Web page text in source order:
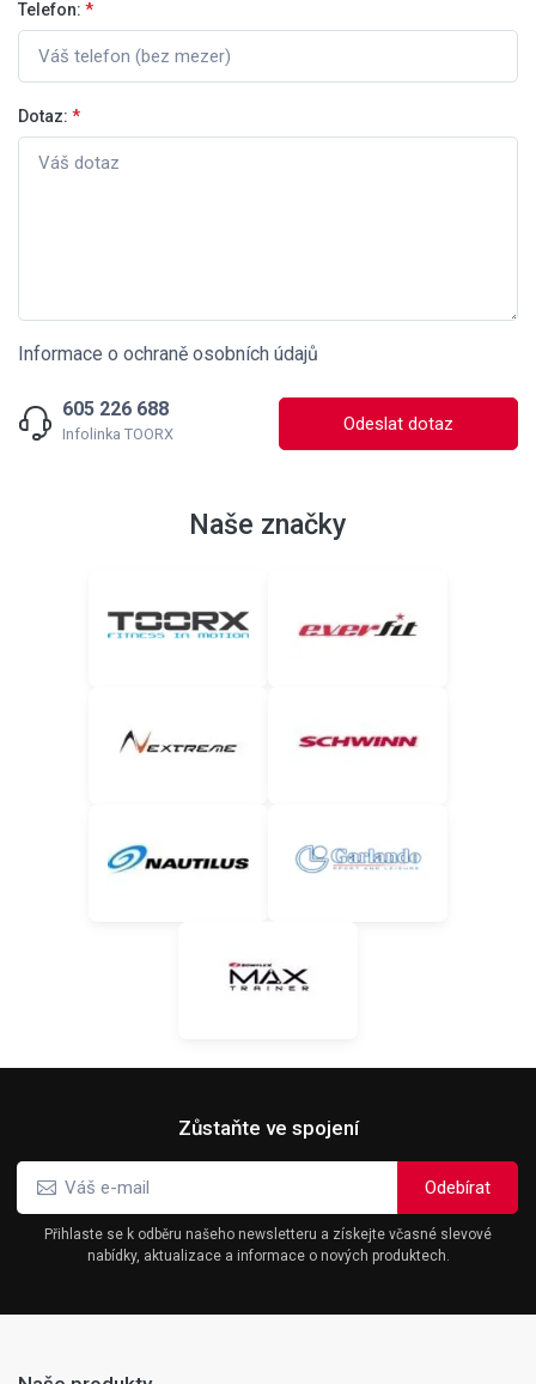
Telefon: *
Dotaz: *
Informace o ochraně osobních údajů
605 226 688
Infolinka TOORX Odeslat dotaz
Naše značky
Zůstaňte ve spojení
Přihlaste se k odběru našeho newsletteru a získejte včasné slevové
nabídky, aktualizace a informace o nových produktech.